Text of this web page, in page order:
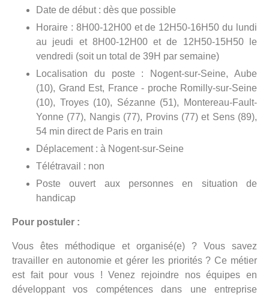
Date de début : dès que possible
Horaire : 8H00-12H00 et de 12H50-16H50 du lundi
au jeudi et 8H00-12H00 et de 12H50-15H50 le
vendredi (soit un total de 39H par semaine)
Localisation du poste : Nogent-sur-Seine, Aube
(10), Grand Est, France - proche Romilly-sur-Seine
(10), Troyes (10), Sézanne (51), Montereau-Fault-
Yonne (77), Nangis (77), Provins (77) et Sens (89),
54 min direct de Paris en train
Déplacement : à Nogent-sur-Seine
Télétravail : non
Poste ouvert aux personnes en situation de
handicap
Pour postuler :
Vous êtes méthodique et organisé(e) ? Vous savez
travailler en autonomie et gérer les priorités ? Ce métier
est fait pour vous ! Venez rejoindre nos équipes en
développant vos compétences dans une entreprise